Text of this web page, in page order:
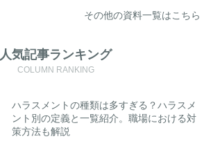
その他の資料一覧はこちら
人気記事ランキング
COLUMN RANKING
ハラスメントの種類は多すぎる？ハラスメ
ント別の定義と一覧紹介。職場における対
策方法も解説